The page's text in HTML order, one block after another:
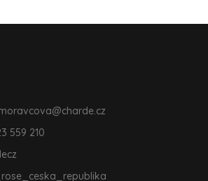
@charde.cz
559 210